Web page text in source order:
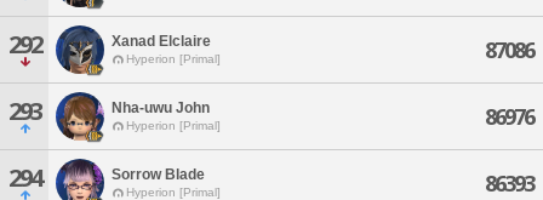
292 Xanad Elclaire
Hyperion [Primal] 87086
293 Nha-uwu John
Hyperion [Primal] 86976
294 Sorrow Blade
Hyperion [Primal] 86393